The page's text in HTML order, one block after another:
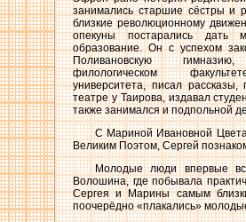
занимались старшие сёстры и
близкие революционному
опекуны постарались дать
образование. Он с успехом
Поливановскую
филологическом
университета, писал рассказы,
театре у Таирова, издавал
также занимался и подпольной
С Мариной Ивановной
Великим Поэтом, Сергей
Молодые люди впервые
Волошина, где побывала
Сергея и Марины самым
поочерёдно «плакались»